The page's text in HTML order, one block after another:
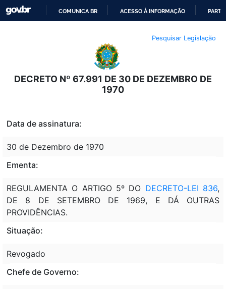
O
CONTEÚDO
COMUNICA BR ACESSO À INFORMAÇÃO
Pesquisar Legislação
DECRETO Nº 67.991 DE 30 DE DEZEMBRO DE
1970
Data de assinatura:
30 de Dezembro de 1970
Ementa:
REGULAMENTA O ARTIGO 5º DO DECRETO-LEI 836,
DE 8 DE SETEMBRO DE 1969, E DÁ OUTRAS
PROVIDÊNCIAS.
Situação:
Revogado
Chefe de Governo: